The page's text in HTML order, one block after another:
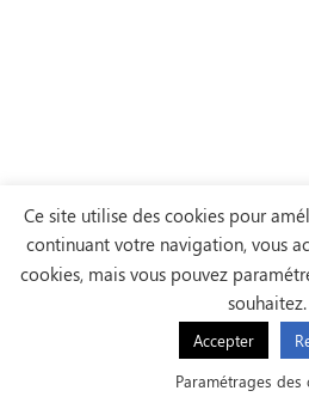
Ce site utilise des cookies pour
continuant votre navigation, vous
cookies, mais vous pouvez
souhaitez.
Accepter
Paramétrages des